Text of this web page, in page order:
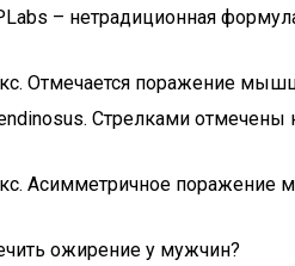
– нетрадиционная
Отмечается поражение мышц
Стрелками
Асимметричное поражение
ожирение у мужчин?